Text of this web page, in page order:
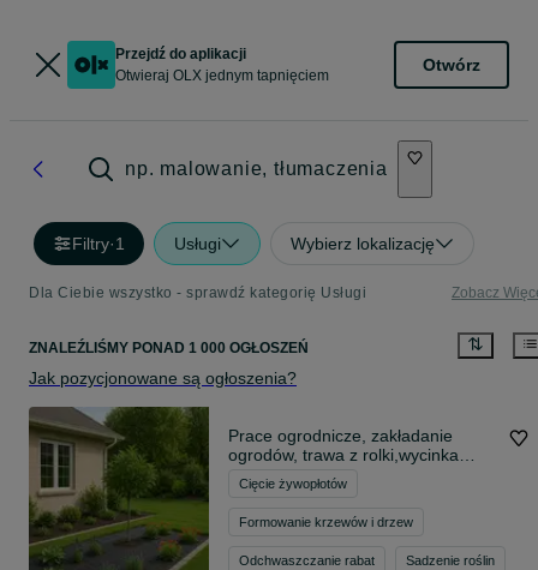
Przejdź do aplikacji
Otwieraj OLX jednym tapnięciem
Otwórz
np. malowanie, tłumaczenia
Filtry·1 Usługi Wybierz lokalizację
Dla Ciebie wszystko - sprawdź kategorię Usługi Zobacz
ZNALEŹLIŚMY PONAD 1 000 OGŁOSZEŃ
Jak pozycjonowane są ogłoszenia?
Prace ogrodnicze, zakładanie
ogrodów, trawa z rolki,wycinka
drzew
Cięcie żywopłotów
Formowanie krzewów i drzew
Odchwaszczanie rabat Sadzenie roślin